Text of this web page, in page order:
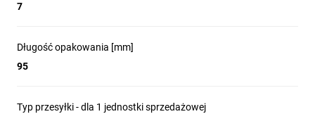
7
Długość opakowania [mm]
95
Typ przesyłki - dla 1 jednostki sprzedażowej